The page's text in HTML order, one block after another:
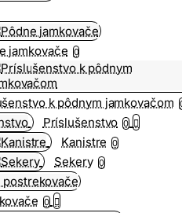
jamkovače 0
k pôdnym jamkovačom
Príslušenstvo 0
Kanistre 0
Sekery 0
0